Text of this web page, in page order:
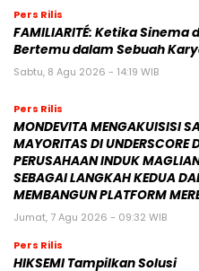
Pers Rilis
FAMILIARITÉ: Ketika Sinema
Bertemu dalam Sebuah
Sabtu, 8 Agu 2026 - 14:19 WIB
Pers Rilis
MONDEVITA MENGAKUISISI
MAYORITAS DI UNDERSCORE
PERUSAHAAN INDUK
SEBAGAI LANGKAH KEDUA
MEMBANGUN PLATFORM
Jumat, 7 Agu 2026 - 09:32 WIB
Pers Rilis
HIKSEMI Tampilkan Solusi